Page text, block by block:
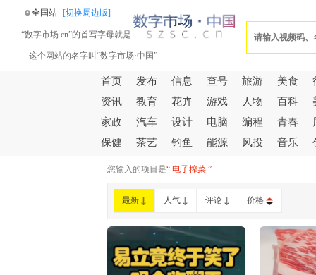
“数字市场.cn”的首写字母就是
这个网站的名字叫“数字市场·中国”
全国站 [切换周边版]
首页 发布 信息 查号 旅游 美食
资讯
教育 花卉 游戏 人物 百科
家政
汽车 设计 电脑 编程 青春
保健
茶艺 钓鱼 能源 风投 音乐
您输入的项目是“ 电子榨菜 ”
最新 人气 评论 价格